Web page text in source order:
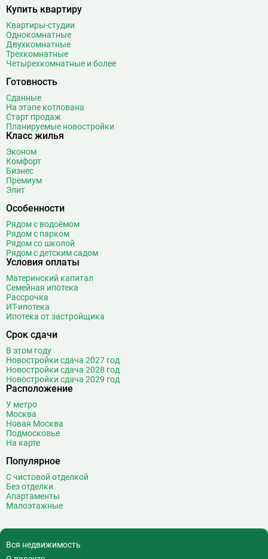
Беговая
Беломорская
Белорусская
Беляево
Бибирево
Библиотека имени Ленина
Битцевский парк
Борисово
Боровицкая
Боровское шоссе
Бульвар Адмирала Ушакова
Бульвар Рокоссовского
Бунинская аллея
Бутырская
В Вавиловская
Варшавская
ВДНХ
Верхние Лихоборы
Владыкино
Водный стадион
Волгоградский проспект
Волжская
Волоколамская
Воронцовская
Выставочный центр
Выхино
Г Генерала Тюленева
Говорово
Д Давыдково 14
Деловой центр
Купить квартиру
Квартиры-студии
Однокомнатные
Двухкомнатные
Трехкомнатные
Четырехкомнатные и более
Готовность
Сданные
На этапе котлована
Старт продаж
Планируемые новостройки
Класс жилья
Эконом
Комфорт
Бизнес
Премиум
Элит
Особенности
Рядом с водоёмом
Рядом с парком
Рядом со школой
Рядом с детским садом
Условия оплаты
Материнский капитал
Семейная ипотека
Рассрочка
ИТ-ипотека
Ипотека от застройщика
Срок сдачи
В этом году
Новостройки сдача 2027 год
Новостройки сдача 2028 год
Новостройки сдача 2029 год
Расположение
У метро
Москва
Новая Москва
Подмосковье
На карте
Популярное
С чистовой отделкой
Без отделки
Апартаменты
Малоэтажные
Вся недвижимость